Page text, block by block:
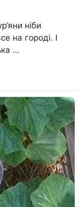
ніби
на городі. І
…